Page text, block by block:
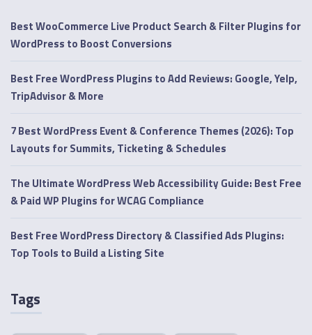
Best WooCommerce Live Product Search & Filter Plugins for
WordPress to Boost Conversions
Best Free WordPress Plugins to Add Reviews: Google, Yelp,
TripAdvisor & More
7 Best WordPress Event & Conference Themes (2026): Top
Layouts for Summits, Ticketing & Schedules
The Ultimate WordPress Web Accessibility Guide: Best Free
& Paid WP Plugins for WCAG Compliance
Best Free WordPress Directory & Classified Ads Plugins:
Top Tools to Build a Listing Site
Tags